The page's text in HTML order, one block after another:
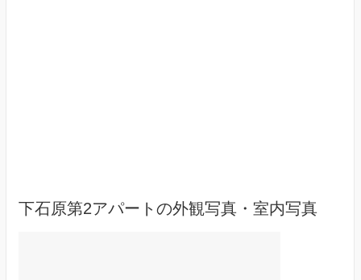
下石原第2アパートの外観写真・室内写真